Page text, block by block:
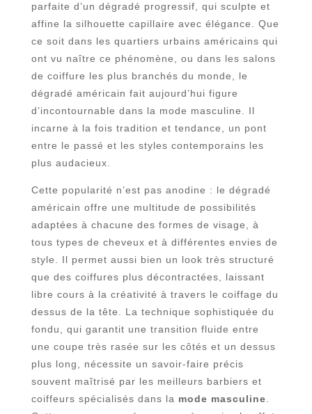
parfaite d’un dégradé progressif, qui sculpte et
affine la silhouette capillaire avec élégance. Que
ce soit dans les quartiers urbains américains qui
ont vu naître ce phénomène, ou dans les salons
de coiffure les plus branchés du monde, le
dégradé américain fait aujourd’hui figure
d’incontournable dans la mode masculine. Il
incarne à la fois tradition et tendance, un pont
entre le passé et les styles contemporains les
plus audacieux.
Cette popularité n’est pas anodine : le dégradé
américain offre une multitude de possibilités
adaptées à chacune des formes de visage, à
tous types de cheveux et à différentes envies de
style. Il permet aussi bien un look très structuré
que des coiffures plus décontractées, laissant
libre cours à la créativité à travers le coiffage du
dessus de la tête. La technique sophistiquée du
fondu, qui garantit une transition fluide entre
une coupe très rasée sur les côtés et un dessus
plus long, nécessite un savoir-faire précis
souvent maîtrisé par les meilleurs barbiers et
coiffeurs spécialisés dans la mode masculine.